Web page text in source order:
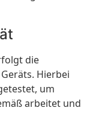
die
Hierbei
um
arbeitet und